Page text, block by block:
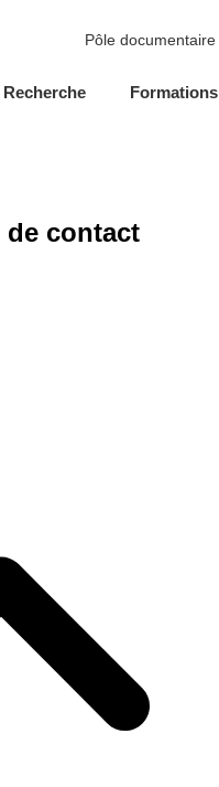
Pôle documentaire
Recherche Formations
de contact